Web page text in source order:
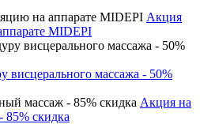
Акция
MIDEPI
висцерального массажа - 50%
Акция на
скидка